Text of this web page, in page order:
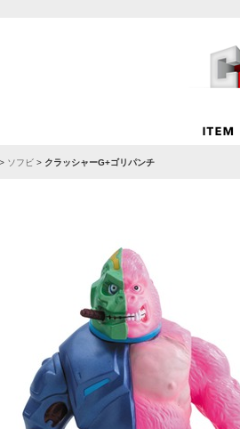
> ソフビ > クラッシャーG+ゴリパンチ